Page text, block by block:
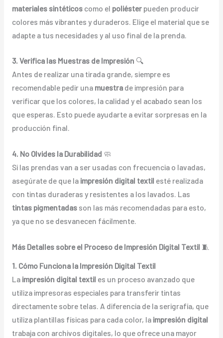
materiales sintéticoscomo el poliésterpueden producir
colores más vibrantes y duraderos. Elige el material que se
adapte a tus necesidades y al uso final de la prenda.
3. Verifica las Muestras de Impresión 🔍
Antes de realizar una tirada grande, siempre es
recomendable pedir una muestrade impresión para
verificar que los colores, la calidad y el acabado sean los
que esperas. Esto puede ayudarte a evitar sorpresas en la
producción final.
4. No Olvides la Durabilidad 🧼
Si las prendas van a ser usadas con frecuencia o lavadas,
asegúrate de que la impresión digital textil esté realizada
con tintas duraderas y resistentes a los lavados. Las
tintas pigmentadasson las más recomendadas para esto,
ya que no se desvanecen fácilmente.
Más Detalles sobre el Proceso de Impresión Digital Textil 🧵
1. Cómo Funciona la Impresión Digital Textil
La impresión digital textil es un proceso avanzado que
utiliza impresoras especiales para transferir tintas
directamente sobre telas. A diferencia de la serigrafía, que
utiliza plantillas físicas para cada color, la impresión digital
trabaja con archivos digitales, lo que ofrece una mayor